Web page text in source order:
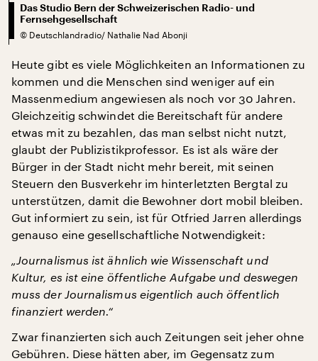
Das Studio Bern der Schweizerischen Radio- und
Fernsehgesellschaft
© Deutschlandradio/ Nathalie Nad Abonji
Heute gibt es viele Möglichkeiten an Informationen zu
kommen und die Menschen sind weniger auf ein
Massenmedium angewiesen als noch vor 30 Jahren.
Gleichzeitig schwindet die Bereitschaft für andere
etwas mit zu bezahlen, das man selbst nicht nutzt,
glaubt der Publizistikprofessor. Es ist als wäre der
Bürger in der Stadt nicht mehr bereit, mit seinen
Steuern den Busverkehr im hinterletzten Bergtal zu
unterstützen, damit die Bewohner dort mobil bleiben.
Gut informiert zu sein, ist für Otfried Jarren allerdings
genauso eine gesellschaftliche Notwendigkeit:
„Journalismus ist ähnlich wie Wissenschaft und
Kultur, es ist eine öffentliche Aufgabe und deswegen
muss der Journalismus eigentlich auch öffentlich
finanziert werden.“
Zwar finanzierten sich auch Zeitungen seit jeher ohne
Gebühren. Diese hätten aber, im Gegensatz zum